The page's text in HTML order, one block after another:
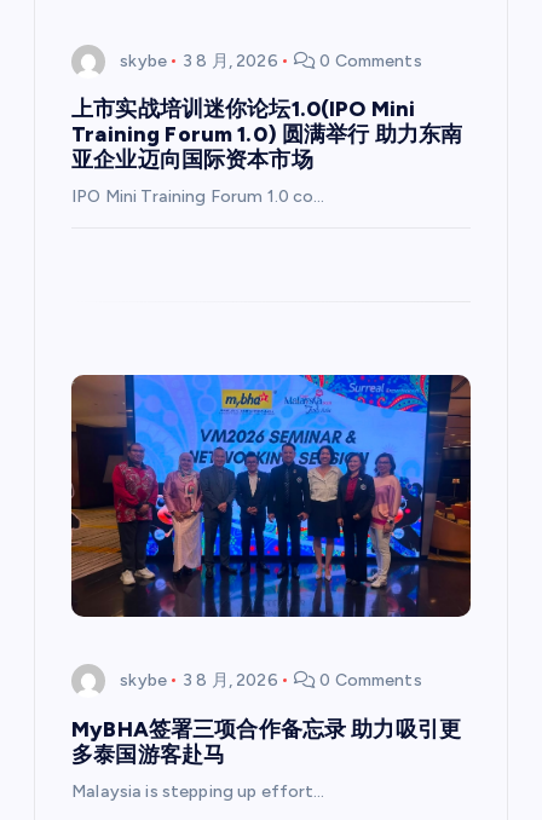
skybe 3 8 月, 2026 0 Comments
上市实战培训迷你论坛1.0(IPO Mini
Training Forum 1.0) 圆满举行 助力东南
亚企业迈向国际资本市场
IPO Mini Training Forum 1.0 co…
skybe 3 8 月, 2026 0 Comments
MyBHA签署三项合作备忘录 助力吸引更
多泰国游客赴马
Malaysia is stepping up effort…